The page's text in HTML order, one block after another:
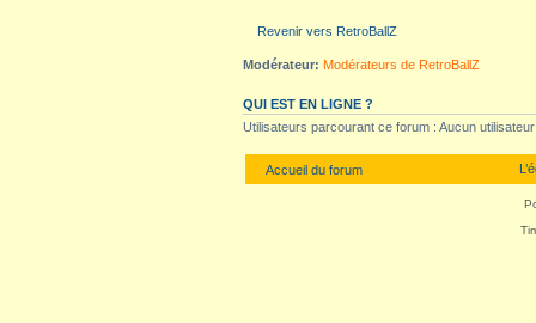
Revenir vers RetroBallZ
Modérateur: Modérateurs de RetroBallZ
QUI EST EN LIGNE ?
Utilisateurs parcourant ce forum : Aucun
Accueil du forum